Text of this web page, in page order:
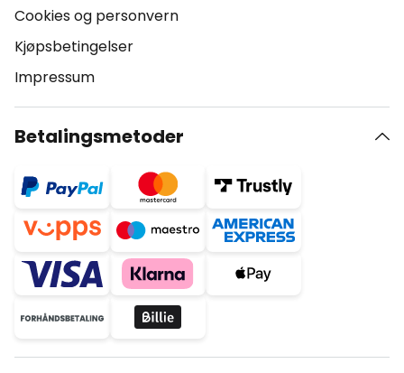
Cookies og personvern
Kjøpsbetingelser
Impressum
Betalingsmetoder